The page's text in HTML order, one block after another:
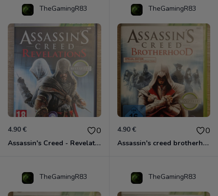
TheGamingR83
4.90 € 0
Assassin's Creed - Revelations - Classics Edition Xbox 360
TheGamingR83
4.90 € 0
Assassin's creed brotherhood édition Special Xbox 360 classics
TheGamingR83 TheGamingR83